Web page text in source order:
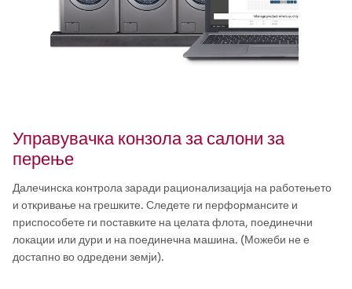
Управувачка конзола за салони за
перење
Далечинска контрола заради рационализација на работењето
и откривање на грешките. Следете ги перформансите и
приспособете ги поставките на целата флота, поединечни
локации или дури и на поединечна машина. (Можеби не е
достапно во одредени земји).